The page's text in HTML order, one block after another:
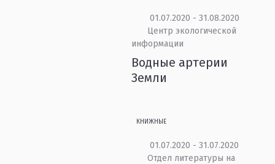
01.07.2020 - 31.08.2020
Центр экологической
информации
Водные артерии
Земли
КНИЖНЫЕ
01.07.2020 - 31.07.2020
Отдел литературы на